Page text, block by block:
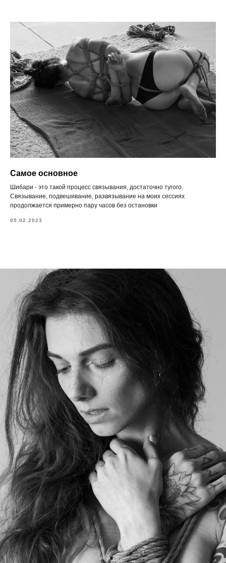
Самое основное
Шибари - это такой процесс связывания, достаточно тугого.
Связывание, подвешивание, развязывание на моих сессиях
продолжается примерно пару часов без остановки
05.02.2023